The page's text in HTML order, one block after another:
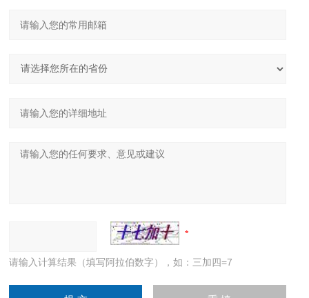
请输入计算结果（填写阿拉伯数字），如：三加四=7